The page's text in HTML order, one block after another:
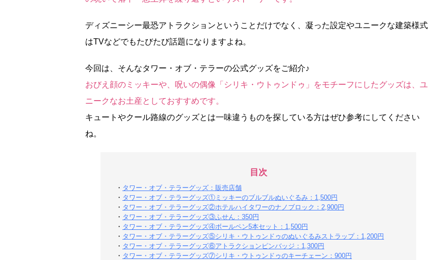
ディズニーシー最恐アトラクションということだけでなく、凝った設定やユニークな建築様式
はTVなどでもたびたび話題になりますよね。
今回は、そんなタワー・オブ・テラーの公式グッズをご紹介♪
おびえ顔のミッキーや、呪いの偶像「シリキ・ウトゥンドゥ」をモチーフにしたグッズは、ユ
ニークなお土産としておすすめです。
キュートやクール路線のグッズとは一味違うものを探している方はぜひ参考にしてください
ね。
目次
・ タワー・オブ・テラーグッズ：販売店舗
・ タワー・オブ・テラーグッズ①ミッキーのブルブルぬいぐるみ：1,500円
・ タワー・オブ・テラーグッズ②ホテルハイタワーのナノブロック：2,900円
・ タワー・オブ・テラーグッズ③ふせん：350円
・ タワー・オブ・テラーグッズ④ボールペン5本セット：1,500円
・ タワー・オブ・テラーグッズ⑤シリキ・ウトゥンドゥのぬいぐるみストラップ：1,200円
・ タワー・オブ・テラーグッズ⑥アトラクションピンバッジ：1,300円
・ タワー・オブ・テラーグッズ⑦シリキ・ウトゥンドゥのキーチェーン：900円